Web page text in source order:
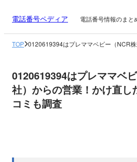
電話番号ペディア 電話番号情報のまと
TOP 0120619394はプレママベビー（NCR
0120619394はプレママベ
社）からの営業！かけ直し
コミも調査